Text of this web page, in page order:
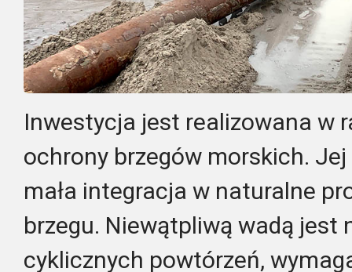
Inwestycja jest realizowana w
ochrony brzegów morskich.
mała integracja w naturalne
brzegu. Niewątpliwą wadą jest
cyklicznych powtórzeń,